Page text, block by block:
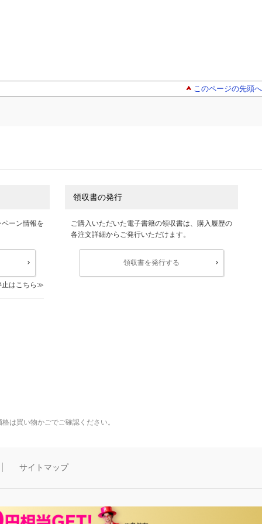
このページの先頭へ
ーン情報を
はこちら
領収書の発行
ご購入いただいた電子書籍の領収書は、購入履歴の
各注文詳細からご発行いただけます。
領収書を発行する
は買い物かごでご確認ください。
サイトマップ